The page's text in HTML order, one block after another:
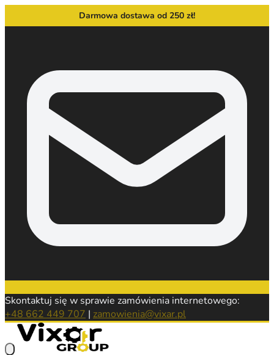
Darmowa dostawa od 250 zł!
Skontaktuj się w sprawie zamówienia internetowego:
+48 662 449 707 | zamowienia@vixar.pl